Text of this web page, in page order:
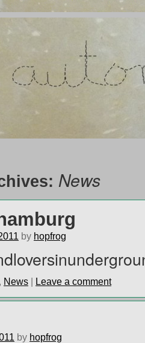
News
by hopfrog
, News | Leave a comment
by hopfrog